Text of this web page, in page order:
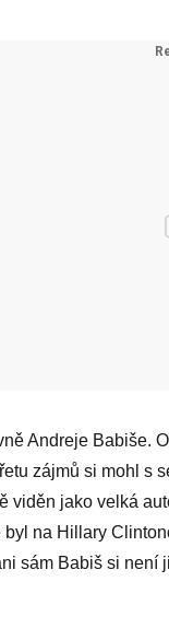
Andreje Babiše.
zájmů si mohl s
viděn jako velká
byl na Hillary
sám Babiš si